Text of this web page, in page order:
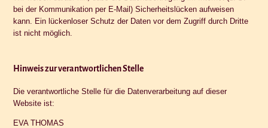
bei der Kommunikation per E-Mail) Sicherheitslücken aufweisen
kann. Ein lückenloser Schutz der Daten vor dem Zugriff durch Dritte
ist nicht möglich.
Hinweis zur verantwortlichen Stelle
Die verantwortliche Stelle für die Datenverarbeitung auf dieser
Website ist:
EVA THOMAS